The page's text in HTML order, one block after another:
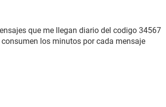
que me llegan diario del codigo 34567
los minutos por cada mensaje